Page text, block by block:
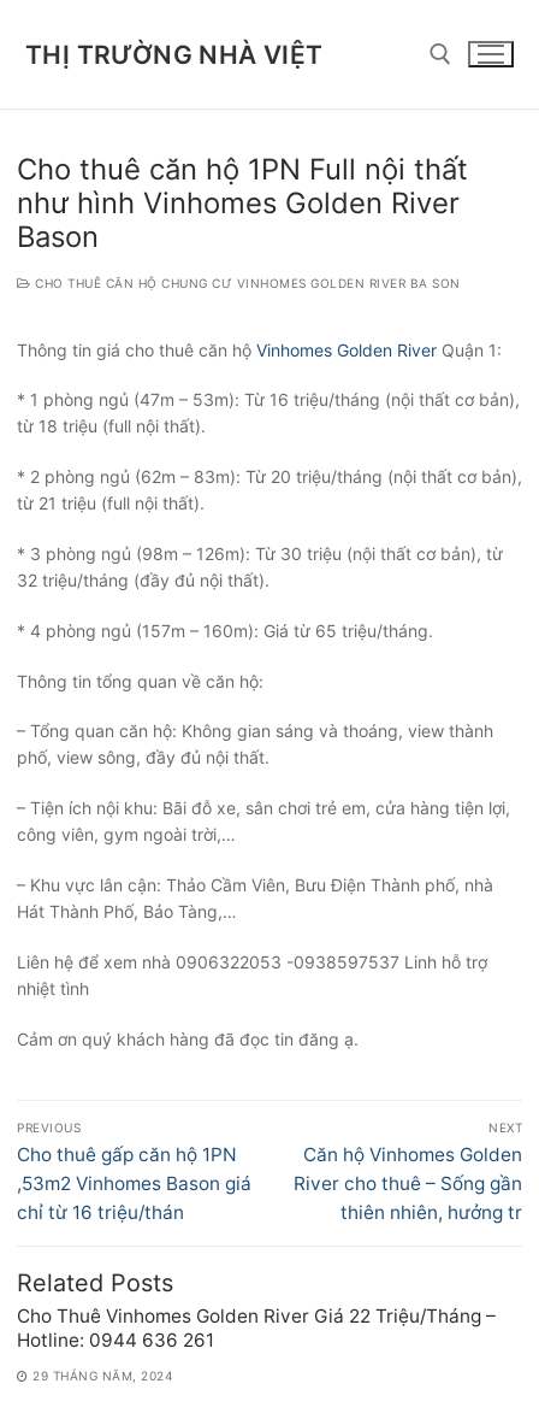
THỊ TRƯỜNG NHÀ VIỆT
Cho thuê căn hộ 1PN Full nội thất
như hình Vinhomes Golden River
Bason
CHO THUÊ CĂN HỘ CHUNG CƯ VINHOMES GOLDEN RIVER BA SON
Thông tin giá cho thuê căn hộ Vinhomes Golden River Quận 1:
* 1 phòng ngủ (47m – 53m): Từ 16 triệu/tháng (nội thất cơ bản),
từ 18 triệu (full nội thất).
* 2 phòng ngủ (62m – 83m): Từ 20 triệu/tháng (nội thất cơ bản),
từ 21 triệu (full nội thất).
* 3 phòng ngủ (98m – 126m): Từ 30 triệu (nội thất cơ bản), từ
32 triệu/tháng (đầy đủ nội thất).
* 4 phòng ngủ (157m – 160m): Giá từ 65 triệu/tháng.
Thông tin tổng quan về căn hộ:
– Tổng quan căn hộ: Không gian sáng và thoáng, view thành
phố, view sông, đầy đủ nội thất.
– Tiện ích nội khu: Bãi đỗ xe, sân chơi trẻ em, cửa hàng tiện lợi,
công viên, gym ngoài trời,…
– Khu vực lân cận: Thảo Cầm Viên, Bưu Điện Thành phố, nhà
Hát Thành Phố, Bảo Tàng,…
Liên hệ để xem nhà 0906322053 -0938597537 Linh hỗ trợ
nhiệt tình
Cảm ơn quý khách hàng đã đọc tin đăng ạ.
Điều
hướng
bài
viết
PREVIOUS
Previous
post:
Cho thuê gấp căn hộ 1PN
,53m2 Vinhomes Bason giá
chỉ từ 16 triệu/thán
NEXT
Next
post:
Căn hộ Vinhomes Golden
River cho thuê – Sống gần
thiên nhiên, hưởng tr
Related Posts
Cho Thuê Vinhomes Golden River Giá 22 Triệu/Tháng –
Hotline: 0944 636 261
29 THÁNG NĂM, 2024